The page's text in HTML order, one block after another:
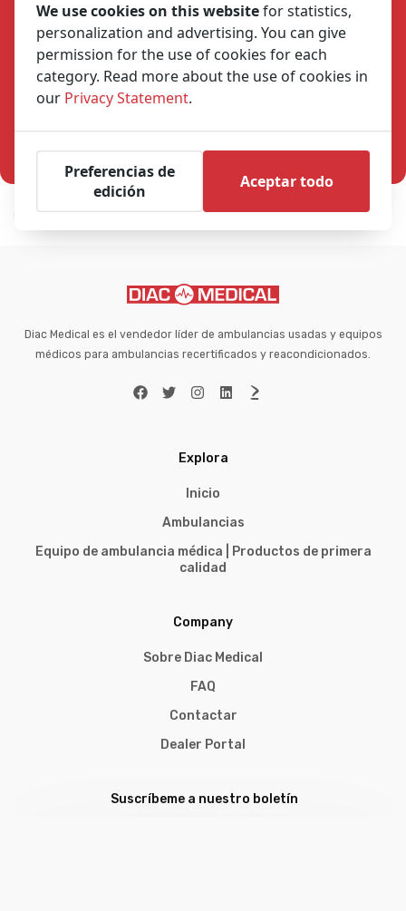
Estás aquí: Home Home – oud
Diac Medical es el vendedor líder de ambulancias usadas y equipos
médicos para ambulancias recertificados y reacondicionados.
Explora
Inicio
Ambulancias
Equipo de ambulancia médica | Productos de primera
calidad
Company
Sobre Diac Medical
FAQ
Contactar
Dealer Portal
Suscríbeme a nuestro boletín
We use cookies on this websitefor statistics,
personalization and advertising. You can give
permission for the use of cookies for each
category. Read more about the use of cookies in
our Privacy Statement.
Preferencias de
edición
Aceptar todo